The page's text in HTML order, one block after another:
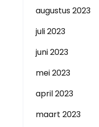
augustus 2023
juli 2023
juni 2023
mei 2023
april 2023
maart 2023